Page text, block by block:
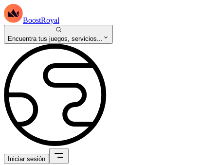
BoostRoyal
Encuentra tus juegos, servicios...
Iniciar sesión